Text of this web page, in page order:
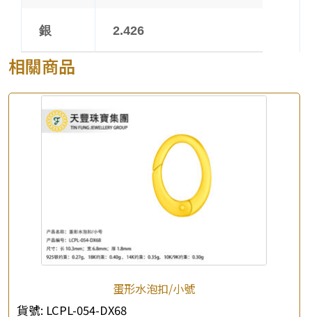
產品查詢 ×
你的名字
銀 2.426
相關商品
蛋形水泡扣/小號
貨號: LCPL-054-DX68